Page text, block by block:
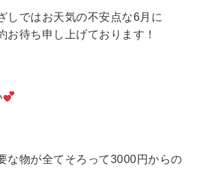
しではお天気の不安点な6月に
待ち申し上げております！
な物が全てそろって3000円からの